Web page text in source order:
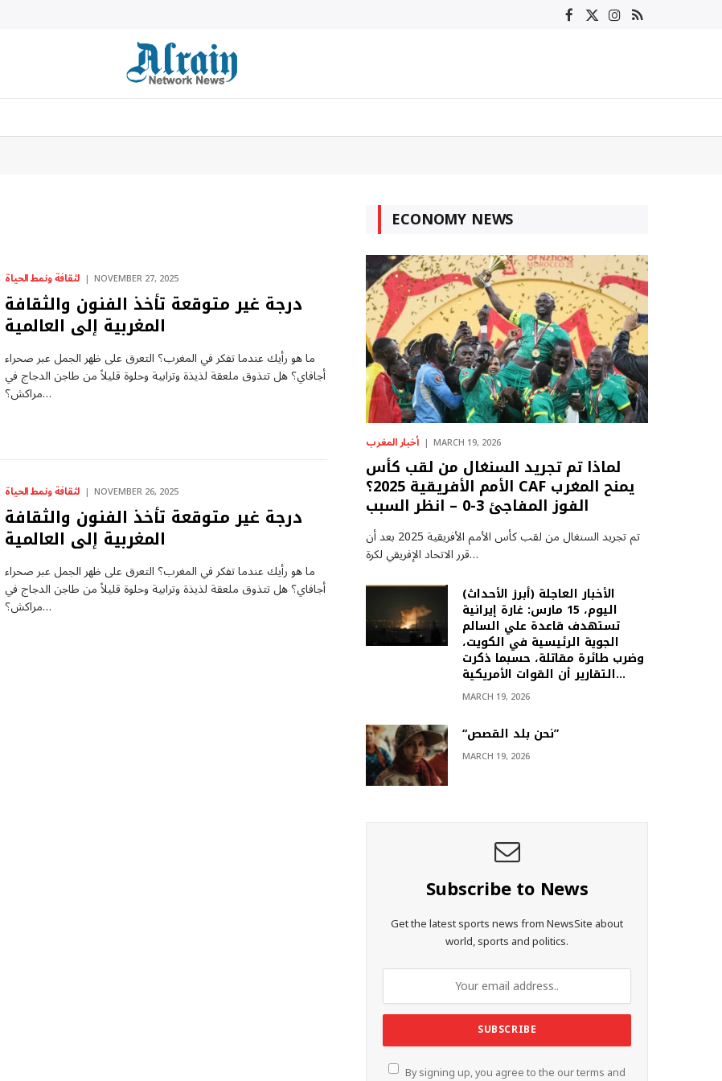
Facebook
X Instagram
RSS
لثقافة ونمط الحياة NOVEMBER 27, 2025
درجة غير متوقعة تأخذ الفنون والثقافة
المغربية إلى العالمية
ما هو رأيك عندما تفكر في المغرب؟ التعرق على ظهر الجمل عبر صحراء
أجافاي؟ هل تتذوق ملعقة لذيذة وترابية وحلوة قليلاً من طاجن الدجاج في
مراكش؟…
لثقافة ونمط الحياة NOVEMBER 26, 2025
درجة غير متوقعة تأخذ الفنون والثقافة
المغربية إلى العالمية
ما هو رأيك عندما تفكر في المغرب؟ التعرق على ظهر الجمل عبر صحراء
أجافاي؟ هل تتذوق ملعقة لذيذة وترابية وحلوة قليلاً من طاجن الدجاج في
مراكش؟…
ECONOMY NEWS
أخبار المغرب MARCH 19, 2026
لماذا تم تجريد السنغال من لقب كأس
الأمم الأفريقية 2025؟ CAF يمنح المغرب
الفوز المفاجئ 3-0 – انظر السبب
تم تجريد السنغال من لقب كأس الأمم الأفريقية 2025 بعد أن
قرر الاتحاد الإفريقي لكرة…
(أبرز الأحداث) الأخبار العاجلة
اليوم، 15 مارس: غارة إيرانية
تستهدف قاعدة علي السالم
الجوية الرئيسية في الكويت،
وضرب طائرة مقاتلة، حسبما ذكرت
التقارير أن القوات الأمريكية…
MARCH 19, 2026
“نحن بلد القصص”
MARCH 19, 2026
Subscribe to News
Get the latest sports news from NewsSite about
world, sports and politics.
By signing up, you agree to the our terms and